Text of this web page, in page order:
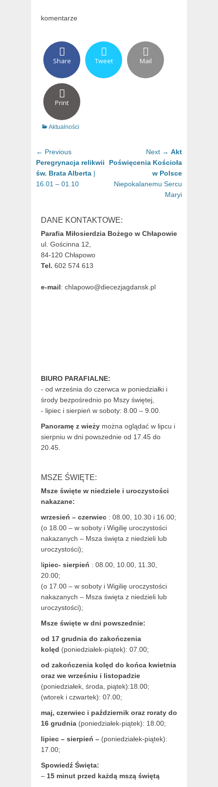
komentarze
Share Tweet Mail
Print
Categories
Aktualności
Nawigacja
wpisu
← PreviousPrevious
post:
Peregrynacja relikwii
św. Brata Alberta |
16.01 – 01.10
Next → Next
post:
Akt
Poświęcenia Kościoła
w Polsce
Niepokalanemu Sercu
Maryi
DANE KONTAKTOWE:
Parafia Miłosierdzia Bożego w Chłapowie
ul. Gościnna 12,
84-120 Chłapowo
Tel. 602 574 613
e-mail: chlapowo@diecezjagdansk.pl
BIURO PARAFIALNE:
- od września do czerwca w poniedziałki i
środy bezpośrednio po Mszy świętej,
- lipiec i sierpień w soboty: 8.00 – 9.00.
Panoramę z wieży można oglądać w lipcu i
sierpniu w dni powszednie od 17.45 do
20.45.
MSZE ŚWIĘTE:
Msze święte w niedziele i uroczystości
nakazane:
wrzesień – czerwiec : 08.00, 10.30 i 16.00;
(o 18.00 – w soboty i Wigilię uroczystości
nakazanych – Msza święta z niedzieli lub
uroczystości);
lipiec- sierpień : 08.00, 10.00, 11.30,
20.00;
(o 17.00 – w soboty i Wigilię uroczystości
nakazanych – Msza święta z niedzieli lub
uroczystości);
Msze święte w dni powszednie:
od 17 grudnia do zakończenia
kolęd (poniedziałek-piątek): 07.00;
od zakończenia kolęd do końca kwietnia
oraz we wrześniu i listopadzie
(poniedziałek, środa, piątek):18.00;
(wtorek i czwartek): 07.00;
maj, czerwiec i październik oraz roraty do
16 grudnia (poniedziałek-piątek): 18.00;
lipiec – sierpień – (poniedziałek-piątek):
17.00;
Spowiedź Święta:
– 15 minut przed każdą mszą świętą